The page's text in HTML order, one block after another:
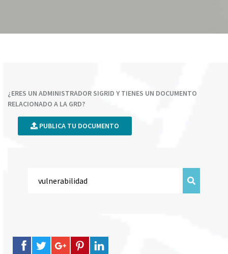
¿ERES UN ADMINISTRADOR SIGRID Y TIENES UN DOCUMENTO
RELACIONADO A LA GRD?
PUBLICA TU DOCUMENTO